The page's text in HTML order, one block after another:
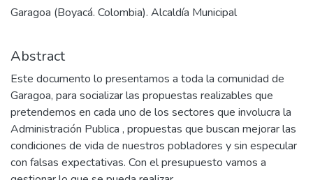
Garagoa (Boyacá. Colombia). Alcaldía Municipal
Abstract
Este documento lo presentamos a toda la comunidad de
Garagoa, para socializar las propuestas realizables que
pretendemos en cada uno de los sectores que involucra la
Administración Publica , propuestas que buscan mejorar las
condiciones de vida de nuestros pobladores y sin especular
con falsas expectativas. Con el presupuesto vamos a